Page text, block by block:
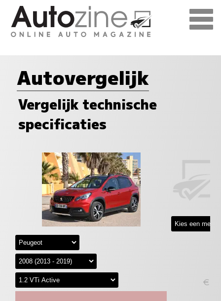
Autovergelijk
Vergelijk technische
specificaties
€